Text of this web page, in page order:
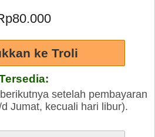
setelah pembayaran
Jumat, kecuali hari libur).